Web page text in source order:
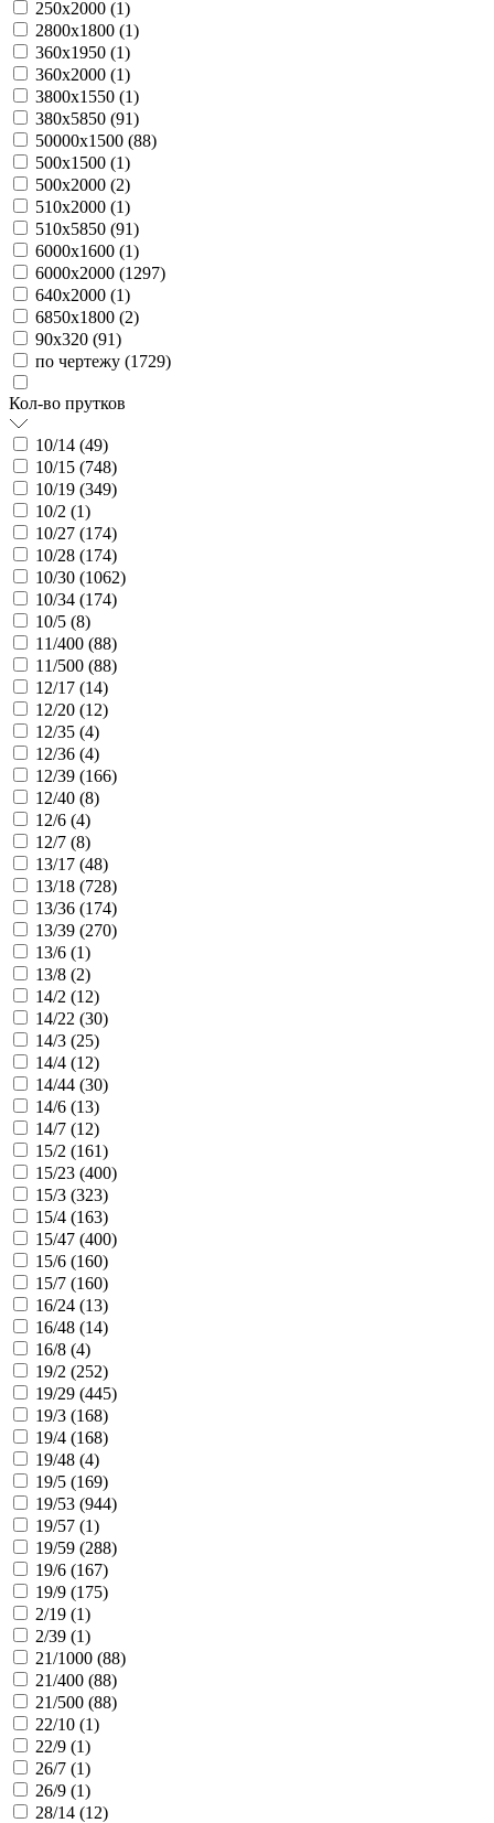
250х2000 (1)
2800х1800 (1)
360х1950 (1)
360х2000 (1)
3800х1550 (1)
380х5850 (91)
50000х1500 (88)
500х1500 (1)
500х2000 (2)
510х2000 (1)
510х5850 (91)
6000х1600 (1)
6000х2000 (1297)
640х2000 (1)
6850х1800 (2)
90х320 (91)
по чертежу (1729)
Кол-во прутков
10/14 (49)
10/15 (748)
10/19 (349)
10/2 (1)
10/27 (174)
10/28 (174)
10/30 (1062)
10/34 (174)
10/5 (8)
11/400 (88)
11/500 (88)
12/17 (14)
12/20 (12)
12/35 (4)
12/36 (4)
12/39 (166)
12/40 (8)
12/6 (4)
12/7 (8)
13/17 (48)
13/18 (728)
13/36 (174)
13/39 (270)
13/6 (1)
13/8 (2)
14/2 (12)
14/22 (30)
14/3 (25)
14/4 (12)
14/44 (30)
14/6 (13)
14/7 (12)
15/2 (161)
15/23 (400)
15/3 (323)
15/4 (163)
15/47 (400)
15/6 (160)
15/7 (160)
16/24 (13)
16/48 (14)
16/8 (4)
19/2 (252)
19/29 (445)
19/3 (168)
19/4 (168)
19/48 (4)
19/5 (169)
19/53 (944)
19/57 (1)
19/59 (288)
19/6 (167)
19/9 (175)
2/19 (1)
2/39 (1)
21/1000 (88)
21/400 (88)
21/500 (88)
22/10 (1)
22/9 (1)
26/7 (1)
26/9 (1)
28/14 (12)